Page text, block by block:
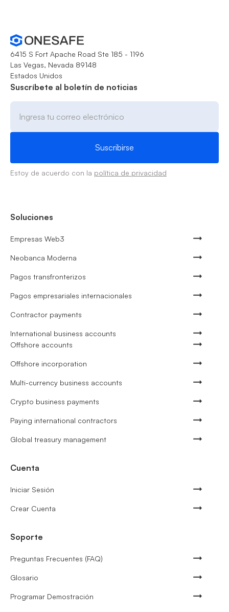
6415 S Fort Apache Road Ste 185 - 1196
Las Vegas, Nevada 89148
Estados Unidos
Suscríbete al boletín de noticias
Estoy de acuerdo con la política de privacidad
Soluciones
Empresas Web3
Neobanca Moderna
Pagos transfronterizos
Pagos empresariales internacionales
Contractor payments
International business accounts
Offshore accounts
Offshore incorporation
Multi-currency business accounts
Crypto business payments
Paying international contractors
Global treasury management
Cuenta
Iniciar Sesión
Crear Cuenta
Soporte
Preguntas Frecuentes (FAQ)
Glosario
Programar Demostración